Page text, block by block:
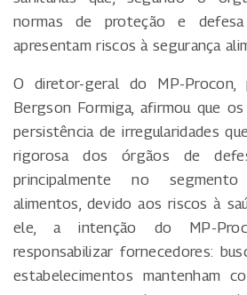
normas de proteção e
apresentam riscos à segurança
O diretor-geral do MP-Procon,
Bergson Formiga, afirmou que
persistência de irregularidades
rigorosa dos órgãos de
principalmente no
alimentos, devido aos riscos à
ele, a intenção do MP-
responsabilizar fornecedores:
estabelecimentos mantenham